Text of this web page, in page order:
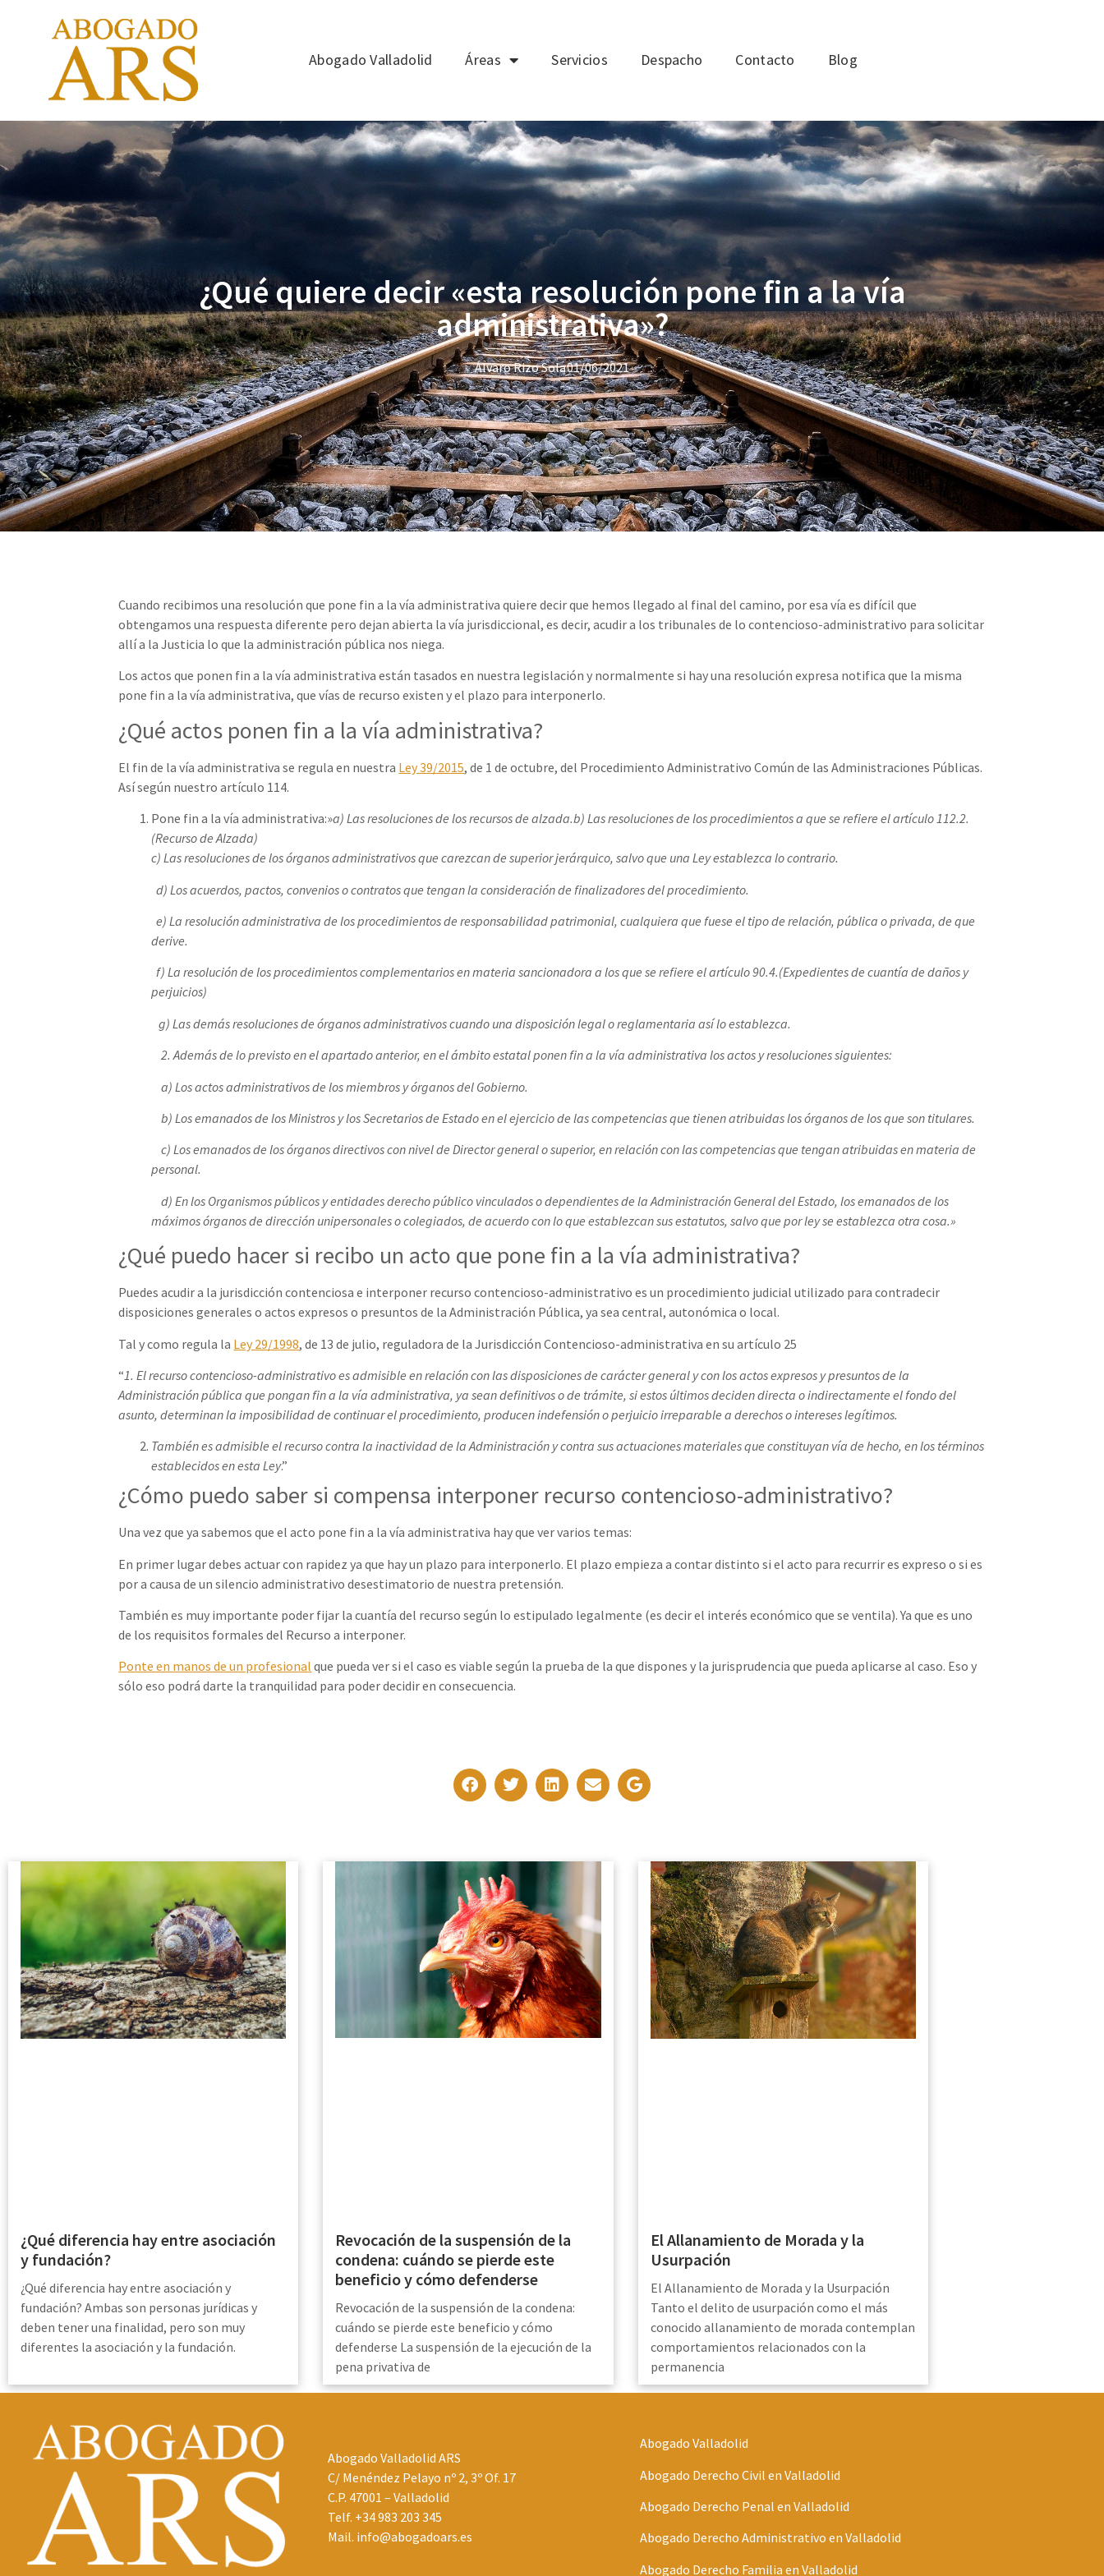
Abogado Valladolid Áreas Servicios Despacho Contacto Blog
¿Qué quiere decir «esta resolución pone fin a la vía
administrativa»?
Álvaro Rizo Sola01/06/2021
Cuando recibimos una resolución que pone fin a la vía administrativa quiere decir que hemos llegado al final del camino, por esa vía es difícil que
obtengamos una respuesta diferente pero dejan abierta la vía jurisdiccional, es decir, acudir a los tribunales de lo contencioso-administrativo para solicitar
allí a la Justicia lo que la administración pública nos niega.
Los actos que ponen fin a la vía administrativa están tasados en nuestra legislación y normalmente si hay una resolución expresa notifica que la misma
pone fin a la vía administrativa, que vías de recurso existen y el plazo para interponerlo.
¿Qué actos ponen fin a la vía administrativa?
El fin de la vía administrativa se regula en nuestra Ley 39/2015, de 1 de octubre, del Procedimiento Administrativo Común de las Administraciones Públicas.
Así según nuestro artículo 114.
Pone fin a la vía administrativa:»a) Las resoluciones de los recursos de alzada.b) Las resoluciones de los procedimientos a que se refiere el artículo 112.2.
(Recurso de Alzada)
c) Las resoluciones de los órganos administrativos que carezcan de superior jerárquico, salvo que una Ley establezca lo contrario.
d) Los acuerdos, pactos, convenios o contratos que tengan la consideración de finalizadores del procedimiento.
e) La resolución administrativa de los procedimientos de responsabilidad patrimonial, cualquiera que fuese el tipo de relación, pública o privada, de que
derive.
f) La resolución de los procedimientos complementarios en materia sancionadora a los que se refiere el artículo 90.4.(Expedientes de cuantía de daños y
perjuicios)
g) Las demás resoluciones de órganos administrativos cuando una disposición legal o reglamentaria así lo establezca.
2. Además de lo previsto en el apartado anterior, en el ámbito estatal ponen fin a la vía administrativa los actos y resoluciones siguientes:
a) Los actos administrativos de los miembros y órganos del Gobierno.
b) Los emanados de los Ministros y los Secretarios de Estado en el ejercicio de las competencias que tienen atribuidas los órganos de los que son titulares.
c) Los emanados de los órganos directivos con nivel de Director general o superior, en relación con las competencias que tengan atribuidas en materia de
personal.
d) En los Organismos públicos y entidades derecho público vinculados o dependientes de la Administración General del Estado, los emanados de los
máximos órganos de dirección unipersonales o colegiados, de acuerdo con lo que establezcan sus estatutos, salvo que por ley se establezca otra cosa.»
¿Qué puedo hacer si recibo un acto que pone fin a la vía administrativa?
Puedes acudir a la jurisdicción contenciosa e interponer recurso contencioso-administrativo es un procedimiento judicial utilizado para contradecir
disposiciones generales o actos expresos o presuntos de la Administración Pública, ya sea central, autonómica o local.
Tal y como regula la Ley 29/1998, de 13 de julio, reguladora de la Jurisdicción Contencioso-administrativa en su artículo 25
“1. El recurso contencioso-administrativo es admisible en relación con las disposiciones de carácter general y con los actos expresos y presuntos de la
Administración pública que pongan fin a la vía administrativa, ya sean definitivos o de trámite, si estos últimos deciden directa o indirectamente el fondo del
asunto, determinan la imposibilidad de continuar el procedimiento, producen indefensión o perjuicio irreparable a derechos o intereses legítimos.
También es admisible el recurso contra la inactividad de la Administración y contra sus actuaciones materiales que constituyan vía de hecho, en los términos
establecidos en esta Ley.”
¿Cómo puedo saber si compensa interponer recurso contencioso-administrativo?
Una vez que ya sabemos que el acto pone fin a la vía administrativa hay que ver varios temas:
En primer lugar debes actuar con rapidez ya que hay un plazo para interponerlo. El plazo empieza a contar distinto si el acto para recurrir es expreso o si es
por a causa de un silencio administrativo desestimatorio de nuestra pretensión.
También es muy importante poder fijar la cuantía del recurso según lo estipulado legalmente (es decir el interés económico que se ventila). Ya que es uno
de los requisitos formales del Recurso a interponer.
Ponte en manos de un profesional que pueda ver si el caso es viable según la prueba de la que dispones y la jurisprudencia que pueda aplicarse al caso. Eso y
sólo eso podrá darte la tranquilidad para poder decidir en consecuencia.
¿Qué diferencia hay entre asociación
y fundación?
¿Qué diferencia hay entre asociación y
fundación? Ambas son personas jurídicas y
deben tener una finalidad, pero son muy
diferentes la asociación y la fundación.
Revocación de la suspensión de la
condena: cuándo se pierde este
beneficio y cómo defenderse
Revocación de la suspensión de la condena:
cuándo se pierde este beneficio y cómo
defenderse La suspensión de la ejecución de la
pena privativa de
El Allanamiento de Morada y la
Usurpación
El Allanamiento de Morada y la Usurpación
Tanto el delito de usurpación como el más
conocido allanamiento de morada contemplan
comportamientos relacionados con la
permanencia
Abogado Valladolid ARS
C/ Menéndez Pelayo nº 2, 3º Of. 17
C.P. 47001 – Valladolid
Telf. +34 983 203 345
Mail. info@abogadoars.es
Abogado Valladolid
Abogado Derecho Civil en Valladolid
Abogado Derecho Penal en Valladolid
Abogado Derecho Administrativo en Valladolid
Abogado Derecho Familia en Valladolid